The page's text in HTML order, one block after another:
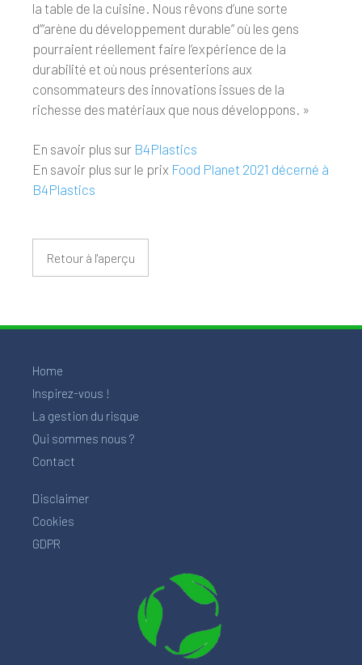
la table de la cuisine. Nous rêvons d’une sorte
d’“arène du développement durable” où les gens
pourraient réellement faire l’expérience de la
durabilité et où nous présenterions aux
consommateurs des innovations issues de la
richesse des matériaux que nous développons. »
En savoir plus sur B4Plastics
En savoir plus sur le prix Food Planet 2021 décerné à
B4Plastics
Retour à l'aperçu
Home
Inspirez-vous !
La gestion du risque
Qui sommes nous ?
Contact
Disclaimer
Cookies
GDPR